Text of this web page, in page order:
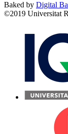
Baked by Digital
©2019 Universitat